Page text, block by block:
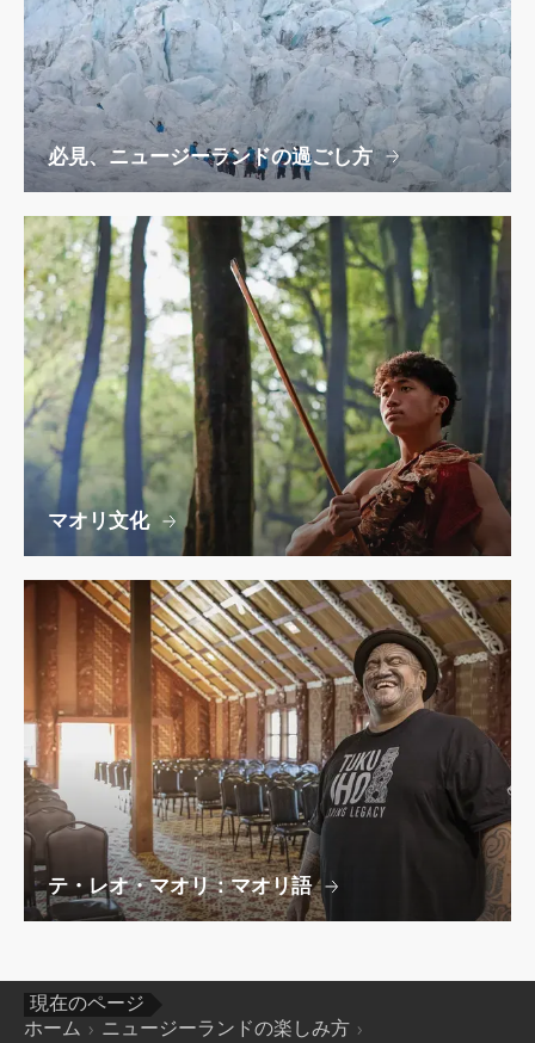
必見、ニュージーランドの過ごし方
マオリ文化
テ・レオ・マオリ：マオリ語
現在のページ
ホーム
ニュージーランドの楽しみ方